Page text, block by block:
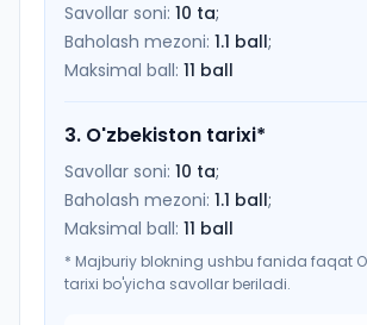
Savollar soni: 10 ta;
Baholash mezoni: 1.1 ball;
Maksimal ball: 11 ball
3. O'zbekiston tarixi*
Savollar soni: 10 ta;
Baholash mezoni: 1.1 ball;
Maksimal ball: 11 ball
* Majburiy blokning ushbu fanida faqat
tarixi bo'yicha savollar beriladi.